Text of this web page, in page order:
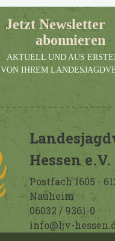
Jetzt Newsletter
abonnieren
AKTUELL UND AUS
VON IHREM
Hessen e.V.
Postfach 1605 -
Nauheim
06032 / 9361-0
info@ljv-